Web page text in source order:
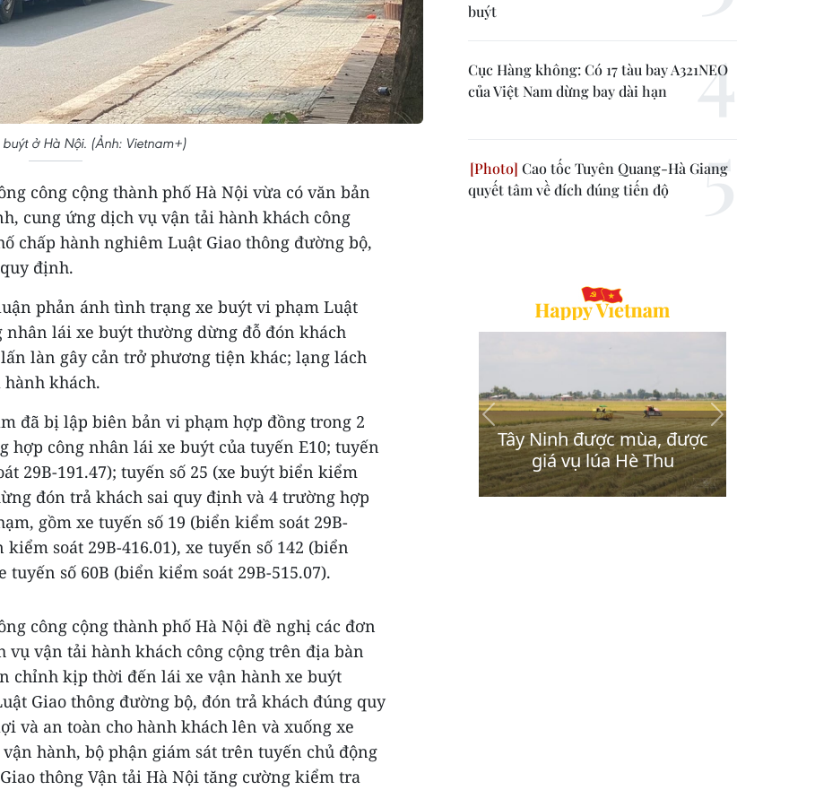
ở Hà Nội. (Ảnh: Vietnam+)
công cộng thành phố Hà Nội vừa có văn bản
cung ứng dịch vụ vận tải hành khách công
chấp hành nghiêm Luật Giao thông đường bộ,
định.
phản ánh tình trạng xe buýt vi phạm Luật
nhân lái xe buýt thường dừng đỗ đón khách
làn gây cản trở phương tiện khác; lạng lách
khách.
đã bị lập biên bản vi phạm hợp đồng trong 2
hợp công nhân lái xe buýt của tuyến E10; tuyến
29B-191.47); tuyến số 25 (xe buýt biển kiểm
đón trả khách sai quy định và 4 trường hợp
gồm xe tuyến số 19 (biển kiểm soát 29B-
kiểm soát 29B-416.01), xe tuyến số 142 (biển
tuyến số 60B (biển kiểm soát 29B-515.07).
công cộng thành phố Hà Nội đề nghị các đơn
vụ vận tải hành khách công cộng trên địa bàn
chỉnh kịp thời đến lái xe vận hành xe buýt
Giao thông đường bộ, đón trả khách đúng quy
và an toàn cho hành khách lên và xuống xe
hành, bộ phận giám sát trên tuyến chủ động
thông Vận tải Hà Nội tăng cường kiểm tra
buýt
Cục Hàng không: Có 17 tàu bay A321NEO
của Việt Nam dừng bay dài hạn
Cao tốc Tuyên Quang-Hà Giang
quyết tâm về đích đúng tiến độ